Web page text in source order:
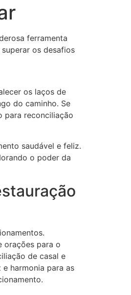
ferramenta
os desafios
os laços de
do caminho. Se
para reconciliação
saudável e feliz.
o poder da
orações para o
de casal e
harmonia para as